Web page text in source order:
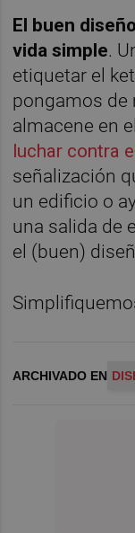
El buen
vida simple.
etiquetar el
pongamos de
almacene en
luchar contra
señalización
un edificio o
una salida de
el (buen)
ARCHIVADO EN